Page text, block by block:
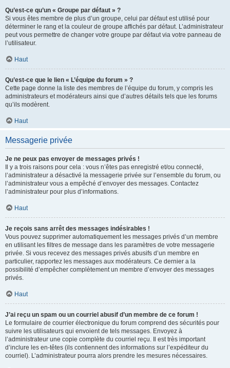
Qu’est-ce qu’un « Groupe par défaut » ?
Si vous êtes membre de plus d’un groupe, celui par défaut est utilisé pour
déterminer le rang et la couleur de groupe affichés par défaut. L’administrateur
peut vous permettre de changer votre groupe par défaut via votre panneau de
l’utilisateur.
Haut
Qu’est-ce que le lien « L’équipe du forum » ?
Cette page donne la liste des membres de l’équipe du forum, y compris les
administrateurs et modérateurs ainsi que d’autres détails tels que les forums
qu’ils modèrent.
Haut
Messagerie privée
Je ne peux pas envoyer de messages privés !
Il y a trois raisons pour cela : vous n’êtes pas enregistré et/ou connecté,
l’administrateur a désactivé la messagerie privée sur l’ensemble du forum, ou
l’administrateur vous a empêché d’envoyer des messages. Contactez
l’administrateur pour plus d’informations.
Haut
Je reçois sans arrêt des messages indésirables !
Vous pouvez supprimer automatiquement les messages privés d’un membre
en utilisant les filtres de message dans les paramètres de votre messagerie
privée. Si vous recevez des messages privés abusifs d’un membre en
particulier, rapportez les messages aux modérateurs. Ce dernier a la
possibilité d’empêcher complètement un membre d’envoyer des messages
privés.
Haut
J’ai reçu un spam ou un courriel abusif d’un membre de ce forum !
Le formulaire de courrier électronique du forum comprend des sécurités pour
suivre les utilisateurs qui envoient de tels messages. Envoyez à
l’administrateur une copie complète du courriel reçu. Il est très important
d’inclure les en-têtes (ils contiennent des informations sur l’expéditeur du
courriel). L’administrateur pourra alors prendre les mesures nécessaires.